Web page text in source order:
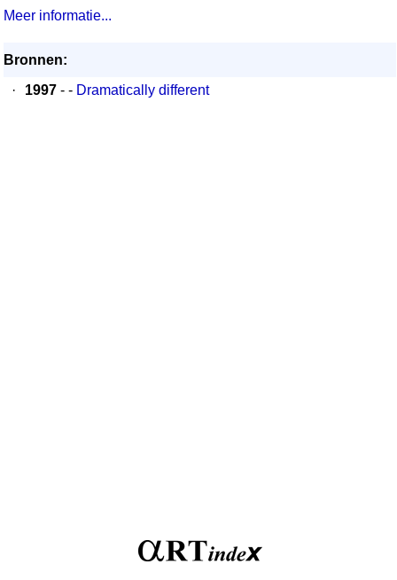
Meer informatie...
Bronnen:
·
1997 - - Dramatically different